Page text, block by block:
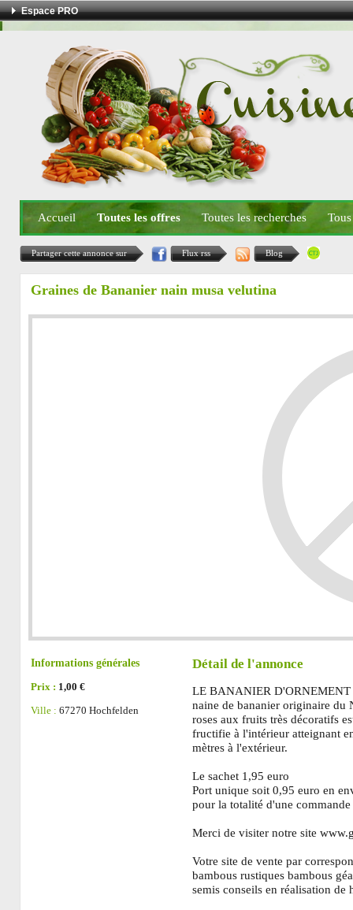
Espace PRO
Accueil Toutes les offres Toutes les recherches
Partager cette annonce sur Flux rss Blog
Graines de Bananier nain musa velutina
Informations générales
Prix : 1,00 €
Ville : 67270 Hochfelden
Détail de l'annonce
LE BANANIER D'ORNEMENT
naine de bananier originaire du
roses aux fruits très décoratifs
fructifie à l'intérieur atteignant
mètres à l'extérieur.
Le sachet 1,95 euro
Port unique soit 0,95 euro en
pour la totalité d'une commande
Merci de visiter notre site
Votre site de vente par
bambous rustiques bambous
semis conseils en réalisation de